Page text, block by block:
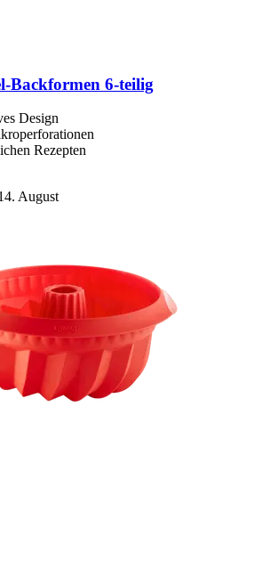
​Backformen 6-​teilig
Design
Rezepten
August